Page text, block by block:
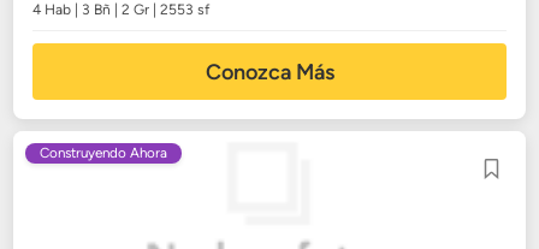
4 Hab | 3 Bñ | 2 Gr | 2553 sf
Conozca Más
Construyendo Ahora